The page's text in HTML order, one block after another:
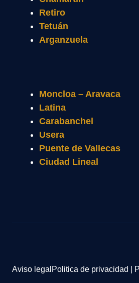
Retiro
Tetuán
Arganzuela
Moncloa – Aravaca
Latina
Carabanchel
Usera
Puente de Vallecas
Ciudad Lineal
Aviso legal Politica de privacidad